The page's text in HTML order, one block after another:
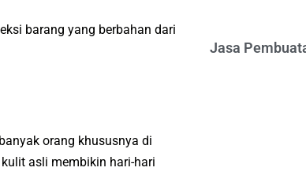
barang yang berbahan dari
orang khususnya di
asli membikin hari-hari
Jasa